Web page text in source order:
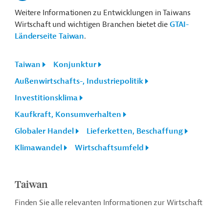
Weitere Informationen zu Entwicklungen in Taiwans
Wirtschaft und wichtigen Branchen bietet die GTAI-
Länderseite Taiwan.
Taiwan
Konjunktur
Außenwirtschafts-, Industriepolitik
Investitionsklima
Kaufkraft, Konsumverhalten
Globaler Handel
Lieferketten, Beschaffung
Klimawandel
Wirtschaftsumfeld
Taiwan
Finden Sie alle relevanten Informationen zur Wirtschaft